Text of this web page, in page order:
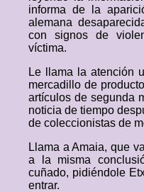
informa de la
alemana
con signos de
víctima.
Le llama la atención
mercadillo de
artículos de segunda
noticia de tiempo
de coleccionistas de
Llama a Amaia, que
a la misma
cuñado, pidiéndole
entrar.